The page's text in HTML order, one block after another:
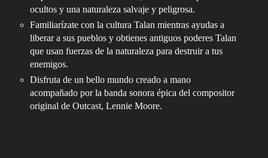
ocultos y una naturaleza salvaje y peligrosa.
Familiarízate con la cultura Talan mientras ayudas a
liberar a sus pueblos y obtienes antiguos poderes Talan
que usan fuerzas de la naturaleza para destruir a tus
enemigos.
Disfruta de un bello mundo creado a mano
acompañado por la banda sonora épica del compositor
original de Outcast, Lennie Moore.